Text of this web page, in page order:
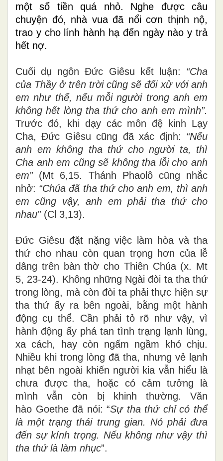
một số tiền quá nhỏ. Nghe được câu
chuyện đó, nhà vua đã nổi cơn thịnh nộ,
trao y cho lính hành hạ đến ngày nào y trả
hết nợ.
Cuối dụ ngôn Đức Giêsu kết luận: “Cha
của Thầy ở trên trời cũng sẽ đối xử với anh
em như thế, nếu mỗi người trong anh em
không hết lòng tha thứ cho anh em mình”.
Trước đó, khi dạy các môn đệ kinh Lạy
Cha, Đức Giêsu cũng đã xác định: “Nếu
anh em không tha thứ cho người ta, thì
Cha anh em cũng sẽ không tha lỗi cho anh
em”(Mt 6,15. Thánh Phaolô cũng nhắc
nhở: “Chúa đã tha thứ cho anh em, thì anh
em cũng vậy, anh em phải tha thứ cho
nhau” (Cl 3,13).
Đức Giêsu đặt nặng việc làm hòa và tha
thứ cho nhau còn quan trọng hơn của lễ
dâng trên bàn thờ cho Thiên Chúa (x. Mt
5, 23-24). Không những Ngài đòi ta tha thứ
trong lòng, mà còn đòi ta phải thực hiện sự
tha thứ ấy ra bên ngoài, bằng một hành
động cụ thể.
Cần phải tỏ rõ như vậy, vì
hành động ấy phá tan tình trạng lạnh lùng,
xa cách, hay còn ngấm ngầm khó chịu.
Nhiều khi trong lòng đã tha, nhưng vẻ lạnh
nhạt bên ngoài khiến người kia vẫn hiểu là
chưa được tha, hoặc có cảm tưởng là
mình vẫn còn bị khinh thường. Văn
hào Goethe đã nói: “Sự tha thứ chỉ có thể
là một trạng thái trung gian. Nó phải đưa
đến sự kính trọng. Nếu không như vậy thì
tha thứ là làm nhục”.